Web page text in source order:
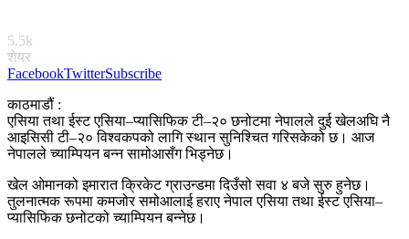
5.5k
शेयर
FacebookTwitterSubscribe
काठमाडौं :
एसिया तथा ईस्ट एसिया–प्यासिफिक टी–२० छनोटमा नेपालले दुई खेलअघि नै
आइसिसी टी–२० विश्वकपको लागि स्थान सुनिश्चित गरिसकेको छ। आज
नेपालले च्याम्पियन बन्न सामोआसँग भिड्नेछ।
खेल ओमानको इमारात क्रिकेट ग्राउन्डमा दिउँसो सवा ४ बजे सुरु हुनेछ।
तुलनात्मक रूपमा कमजोर समोआलाई हराए नेपाल एसिया तथा ईस्ट एसिया–
प्यासिफिक छनोटको च्याम्पियन बन्नेछ।